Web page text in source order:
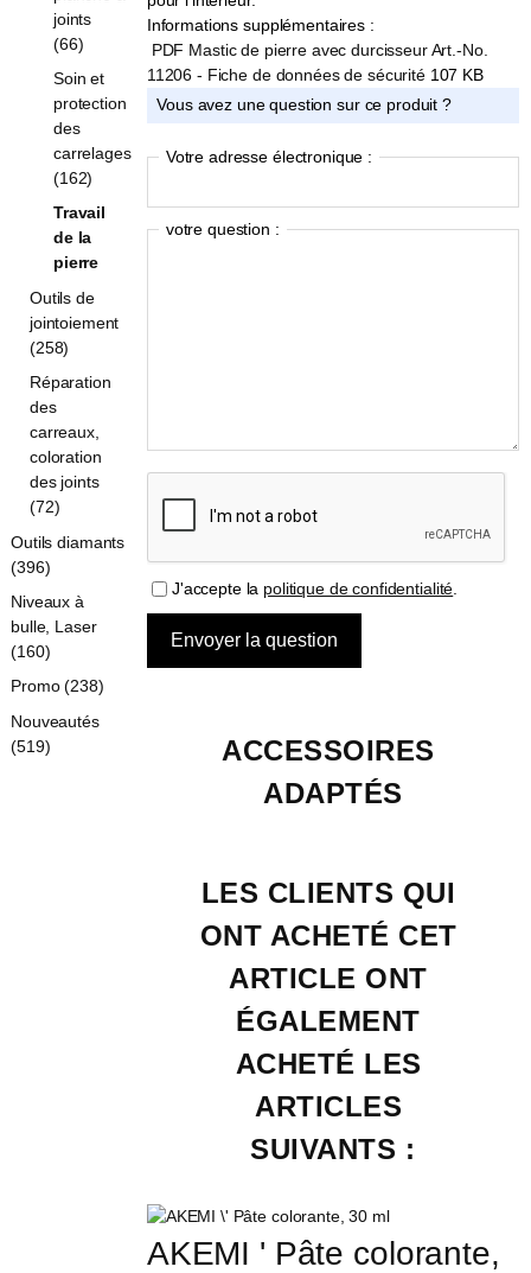
Informations supplémentaires :
PDF Mastic de pierre avec durcisseur Art.-No.
11206 - Fiche de données de sécurité 107 KB
Vous avez une question sur ce produit ?
Votre adresse électronique :
votre question :
J'accepte la politique de confidentialité
ACCESSOIRES
ADAPTÉS
LES CLIENTS QUI
ONT ACHETÉ CET
ARTICLE ONT
ÉGALEMENT
ACHETÉ LES
ARTICLES
SUIVANTS :
AKEMI ' Pâte colorante,
joints
(66)
Soin et
protection
des
carrelages
(162)
Travail
de la
pierre
Outils de
jointoiement
(258)
Réparation
des
carreaux,
coloration
des joints
(72)
Outils diamants
(396)
Niveaux à
bulle, Laser
(160)
Promo (238)
Nouveautés
(519)